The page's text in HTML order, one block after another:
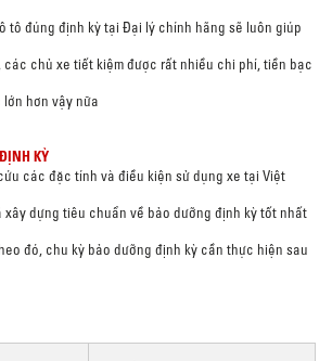
tô đúng định kỳ tại Đại lý chính hãng sẽ luôn giúp
chủ xe tiết kiệm được rất nhiều chi phí, tiền bạc
hơn vậy nữa
KỲ
các đặc tính và điều kiện sử dụng xe tại Việt
xây dựng tiêu chuẩn về bảo dưỡng định kỳ tốt nhất
đó, chu kỳ bảo dưỡng định kỳ cần thực hiện sau